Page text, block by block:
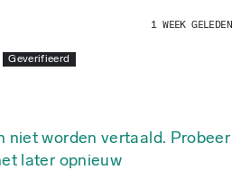
1 WEEK GELEDEN
niet worden vertaald. Probeer
later opnieuw